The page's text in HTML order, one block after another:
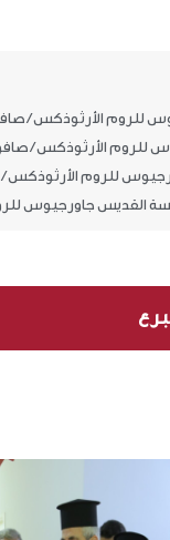
للروم الأرثوذكس /
للروم الأرثوذكس /
للروم الأرثوذكس /
القديس جاورجيوس